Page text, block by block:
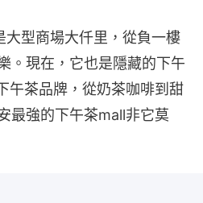
大型商場大仟里，從負一樓
。現在，它也是隱藏的下午
午茶品牌，從奶茶咖啡到甜
最強的下午茶mall非它莫